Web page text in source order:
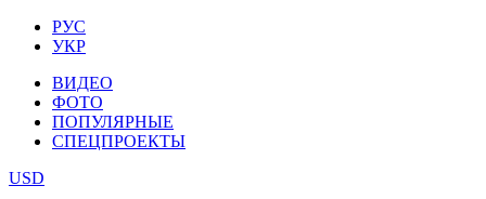
РУС
УКР
ВИДЕО
ФОТО
ПОПУЛЯРНЫЕ
СПЕЦПРОЕКТЫ
USD